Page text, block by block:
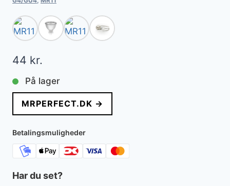
44 kr.
På lager
MRPERFECT.DK →
Betalingsmuligheder
Har du set?